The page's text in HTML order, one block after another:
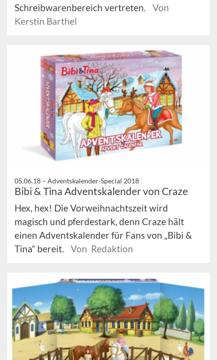
Schreibwarenbereich vertreten.
Von
Kerstin Barthel
05.06.18 – Adventskalender-Special 2018
Bibi & Tina Adventskalender von Craze
Hex, hex! Die Vorweihnachtszeit wird
magisch und pferdestark, denn Craze hält
einen Adventskalender für Fans von „Bibi &
Tina“ bereit.
Von Redaktion